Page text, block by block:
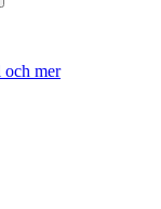
och mer